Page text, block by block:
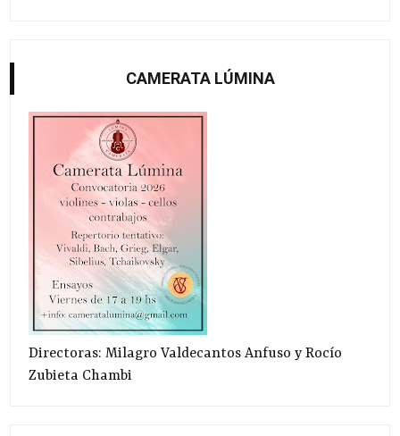
CAMERATA LÚMINA
Directoras: Milagro Valdecantos Anfuso y Rocío
Zubieta Chambi